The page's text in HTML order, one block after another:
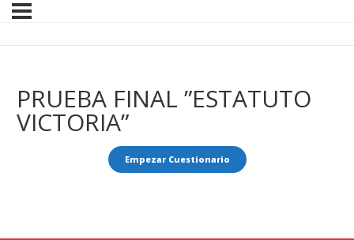
PRUEBA FINAL ”ESTATUTO
VICTORIA”